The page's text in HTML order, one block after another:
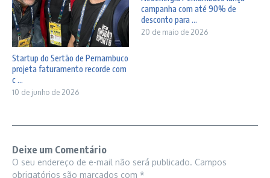
Startup do Sertão de Pernambuco
projeta faturamento recorde com
c ...
10 de junho de 2026
campanha com até 90% de
desconto para ...
20 de maio de 2026
Deixe um Comentário
O seu endereço de e-mail não será publicado. Campos
obrigatórios são marcados com *